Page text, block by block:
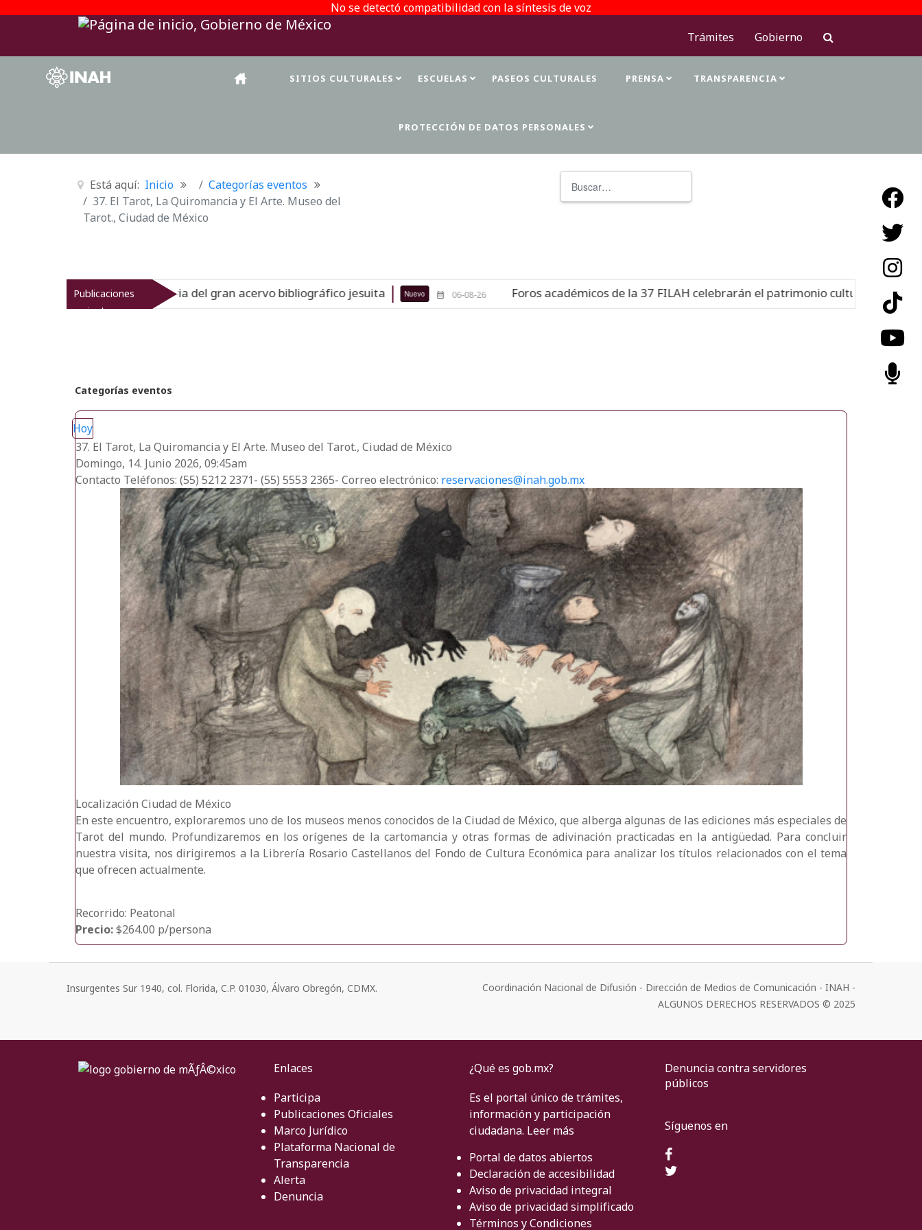
No se detectó compatibilidad con la síntesis de voz
Trámites
Gobierno
SITIOS CULTURALES ESCUELAS PASEOS CULTURALES PRENSA TRANSPARENCIA
PROTECCIÓN DE DATOS PERSONALES
Está aquí: Inicio
Categorías eventos
37. El Tarot, La Quiromancia y El Arte. Museo del
Tarot., Ciudad de México
Publicaciones
recientes
muestra la historia del gran acervo bibliográfico jesuita Nuevo 06-08-26 Foros académicos de la 37 FILAH celebrarán el patrimonio cultural Nuevo 06-08-26
Categorías eventos
Hoy
37. El Tarot, La Quiromancia y El Arte. Museo del Tarot., Ciudad de México
Domingo, 14. Junio 2026, 09:45am
Contacto Teléfonos: (55) 5212 2371- (55) 5553 2365- Correo electrónico: reservaciones@inah.gob.mx
Localización Ciudad de México
En este encuentro, exploraremos uno de los museos menos conocidos de la Ciudad de México, que alberga algunas de las ediciones más especiales de
Tarot del mundo. Profundizaremos en los orígenes de la cartomancia y otras formas de adivinación practicadas en la antigüedad. Para concluir
nuestra visita, nos dirigiremos a la Librería Rosario Castellanos del Fondo de Cultura Económica para analizar los títulos relacionados con el tema
que ofrecen actualmente.
Recorrido: Peatonal
Precio:$264.00 p/persona
Insurgentes Sur 1940, col. Florida, C.P. 01030, Álvaro Obregón, CDMX.
Coordinación Nacional de Difusión - Dirección de Medios de Comunicación - INAH -
ALGUNOS DERECHOS RESERVADOS © 2025
Enlaces
Participa
Publicaciones Oficiales
Marco Jurídico
Plataforma Nacional de
Transparencia
Alerta
Denuncia
¿Qué es gob.mx?
Es el portal único de trámites,
información y participación
ciudadana. Leer más
Portal de datos abiertos
Declaración de accesibilidad
Aviso de privacidad integral
Aviso de privacidad simplificado
Términos y Condiciones
Denuncia contra servidores
públicos
Síguenos en